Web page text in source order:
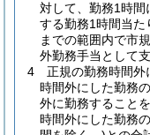
対して、勤務1時間
する勤務1時間当
までの範囲内で市
外勤務手当として支
4
正規の勤務時間外
時間外にした勤務
外に勤務すること
時間外にした勤務